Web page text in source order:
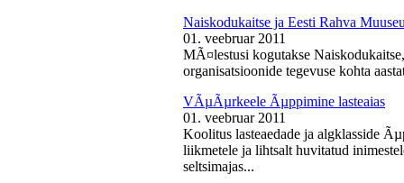
Naiskodukaitse ja Eesti Rahva
01. veebruar 2011
MÃ¤lestusi kogutakse
organisatsioonide tegevuse kohta
VÃµÃµrkeele Ãµppimine lasteaias
01. veebruar 2011
Koolitus lasteaedade ja algklasside
liikmetele ja lihtsalt huvitatud
seltsimajas...